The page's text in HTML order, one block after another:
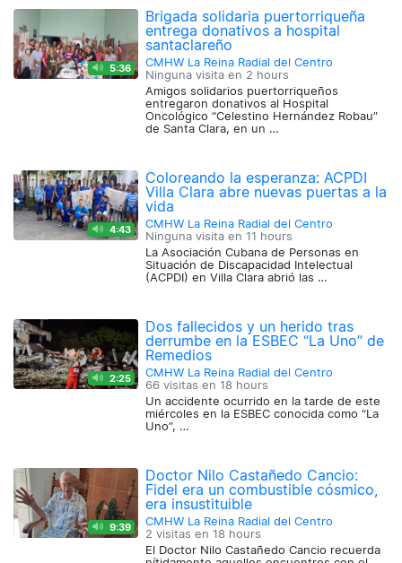
5:36
Brigada solidaria puertorriqueña
entrega donativos a hospital
santaclareño
CMHW La Reina Radial del Centro
Ninguna visita en 2 hours
Amigos solidarios puertorriqueños
entregaron donativos al Hospital
Oncológico “Celestino Hernández Robau”
de Santa Clara, en un …
4:43
Coloreando la esperanza: ACPDI
Villa Clara abre nuevas puertas a la
vida
CMHW La Reina Radial del Centro
Ninguna visita en 11 hours
La Asociación Cubana de Personas en
Situación de Discapacidad Intelectual
(ACPDI) en Villa Clara abrió las …
2:25
Dos fallecidos y un herido tras
derrumbe en la ESBEC “La Uno” de
Remedios
CMHW La Reina Radial del Centro
66 visitas en 18 hours
Un accidente ocurrido en la tarde de este
miércoles en la ESBEC conocida como “La
Uno”, …
9:39
Doctor Nilo Castañedo Cancio:
Fidel era un combustible cósmico,
era insustituible
CMHW La Reina Radial del Centro
2 visitas en 18 hours
El Doctor Nilo Castañedo Cancio recuerda